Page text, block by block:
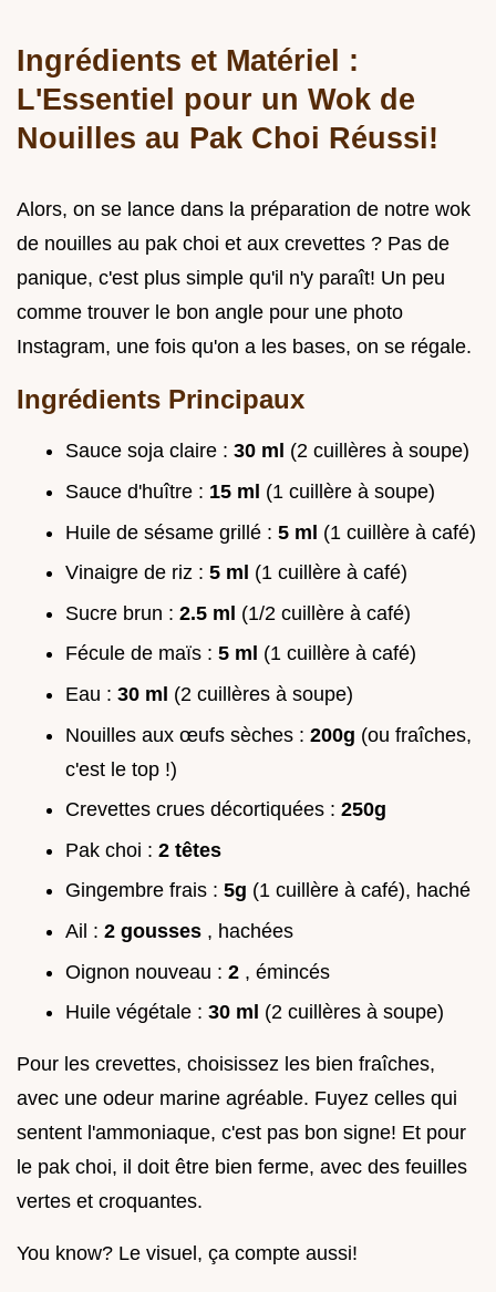
Ingrédients et Matériel :
L'Essentiel pour un Wok de
Nouilles au Pak Choi Réussi!
Alors, on se lance dans la préparation de notre wok
de nouilles au pak choi et aux crevettes ? Pas de
panique, c'est plus simple qu'il n'y paraît! Un peu
comme trouver le bon angle pour une photo
Instagram, une fois qu'on a les bases, on se régale.
Ingrédients Principaux
Sauce soja claire : 30 ml (2 cuillères à soupe)
Sauce d'huître : 15 ml (1 cuillère à soupe)
Huile de sésame grillé : 5 ml (1 cuillère à café)
Vinaigre de riz : 5 ml (1 cuillère à café)
Sucre brun : 2.5 ml (1/2 cuillère à café)
Fécule de maïs : 5 ml (1 cuillère à café)
Eau : 30 ml (2 cuillères à soupe)
Nouilles aux œufs sèches : 200g (ou fraîches,
c'est le top !)
Crevettes crues décortiquées : 250g
Pak choi : 2 têtes
Gingembre frais : 5g (1 cuillère à café), haché
Ail : 2 gousses , hachées
Oignon nouveau : 2 , émincés
Huile végétale : 30 ml (2 cuillères à soupe)
Pour les crevettes, choisissez les bien fraîches,
avec une odeur marine agréable. Fuyez celles qui
sentent l'ammoniaque, c'est pas bon signe! Et pour
le pak choi, il doit être bien ferme, avec des feuilles
vertes et croquantes.
You know? Le visuel, ça compte aussi!